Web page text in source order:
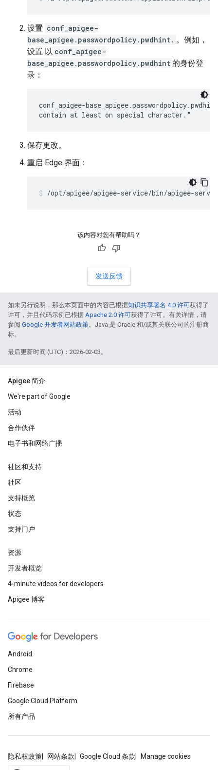
设置 conf_apigee-
base_apigee.passwordpolicy.pwdhint. 。例如，
设置 以 conf_apigee-
base_apigee.passwordpolicy.pwdhint 的身份登
录：
conf_apigee-
contain at least on special character."
保存更改。
重启 Edge 界面：
/opt/apigee/apigee-service/bin/apigee-
该内容对您有帮助吗？
发送反馈
如未另行说明，那么本页面中的内容已根据知识共享署名 4.0 许可获得了
许可，并且代码示例已根据 Apache 2.0 许可获得了许可。有关详情，请
参阅 Google 开发者网站政策。Java 是 Oracle 和/或其关联公司的注册商
标。
最后更新时间 (UTC)：2026-02-03。
Apigee 简介
We're part of Google
活动
合作伙伴
电子书和网络广播
社区和支持
社区
支持概览
状态
支持门户
资源
开发者概览
4-minute videos for developers
Apigee 博客
Android
Chrome
Firebase
Google Cloud Platform
所有产品
隐私权政策 网站条款 Google Cloud 条款 Manage cookies